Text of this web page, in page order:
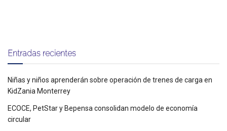
Entradas recientes
Niñas y niños aprenderán sobre operación de trenes de carga en
KidZania Monterrey
ECOCE, PetStar y Bepensa consolidan modelo de economía
circular